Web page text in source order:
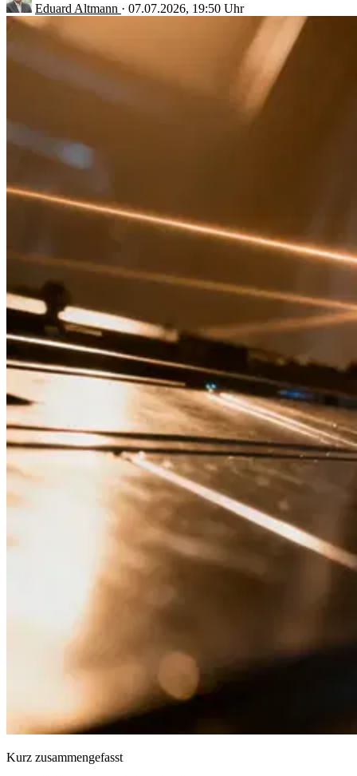
Eduard Altmann · 07.07.2026, 19:50 Uhr
Kurz zusammengefasst